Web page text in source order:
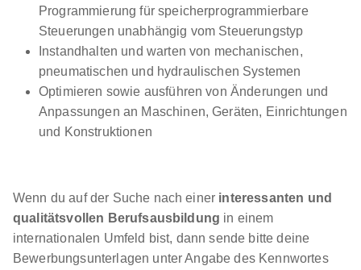
1.089 - 2.262 € pro Monat
01.09.2026
3133 Traismauer
967 - 1.958 € pro Monat
Programmierung für speicherprogrammierbare
Steuerungen unabhängig vom Steuerungstyp
Instandhalten und warten von mechanischen,
pneumatischen und hydraulischen Systemen
Optimieren sowie ausführen von Änderungen und
Anpassungen an Maschinen, Geräten, Einrichtungen
und Konstruktionen
Wenn du auf der Suche nach einer interessanten und
qualitätsvollen Berufsausbildung in einem
internationalen Umfeld bist, dann sende bitte deine
Bewerbungsunterlagen unter Angabe des Kennwortes